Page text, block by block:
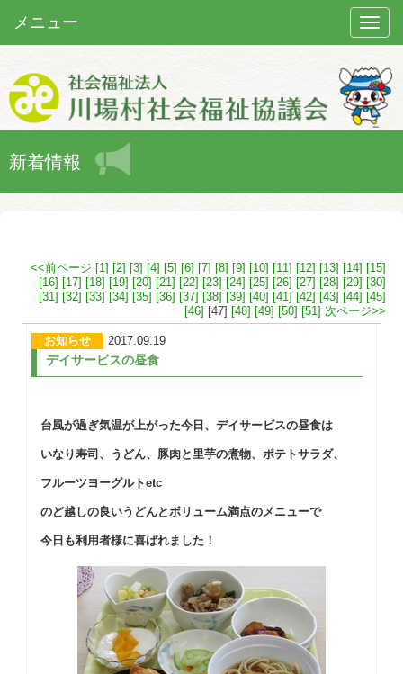
Toggle
メニュー
新着情報
<<前ページ [1] [2] [3] [4] [5] [6] [7] [8] [9] [10] [11] [12] [13] [14] [15]
[16] [17] [18] [19] [20] [21] [22] [23] [24] [25] [26] [27] [28] [29] [30]
[31] [32] [33] [34] [35] [36] [37] [38] [39] [40] [41] [42] [43] [44] [45]
[46] [47] [48] [49] [50] [51] 次ページ>>
お知らせ 2017.09.19
デイサービスの昼食
台風が過ぎ気温が上がった今日、デイサービスの昼食は
いなり寿司、うどん、豚肉と里芋の煮物、ポテトサラダ、
フルーツヨーグルトetc
のど越しの良いうどんとボリューム満点のメニューで
今日も利用者様に喜ばれました！